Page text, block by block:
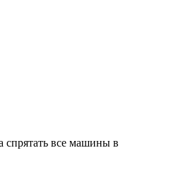
спрятать все машины в